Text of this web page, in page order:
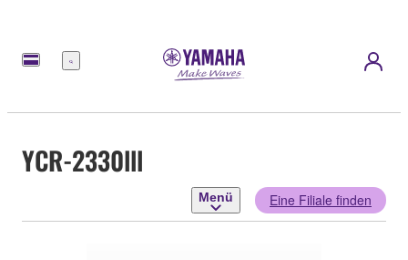
Menü
YCR-2330lll
Menü Eine Filiale finden